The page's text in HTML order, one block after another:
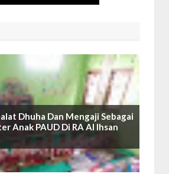
Dhuha Dan Mengaji Sebagai
Anak PAUD Di RA Al Ihsan